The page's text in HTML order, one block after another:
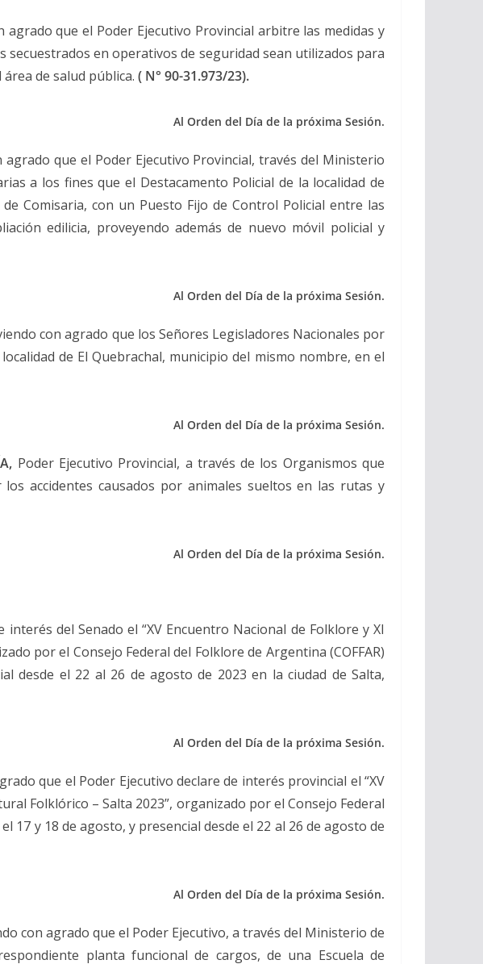
agrado que el Poder Ejecutivo Provincial arbitre las medidas y
en operativos de seguridad sean utilizados para
de salud pública. ( N° 90-31.973/23).
Al Orden del Día de la próxima Sesión.
agrado que el Poder Ejecutivo Provincial, través del Ministerio
a los fines que el Destacamento Policial de la localidad de
Comisaria, con un Puesto Fijo de Control Policial entre las
edilicia, proveyendo además de nuevo móvil policial y
Al Orden del Día de la próxima Sesión.
con agrado que los Señores Legisladores Nacionales por
de El Quebrachal, municipio del mismo nombre, en el
Al Orden del Día de la próxima Sesión.
Poder Ejecutivo Provincial, a través de los Organismos que
accidentes causados por animales sueltos en las rutas y
Al Orden del Día de la próxima Sesión.
interés del Senado el “XV Encuentro Nacional de Folklore y XI
por el Consejo Federal del Folklore de Argentina (COFFAR)
desde el 22 al 26 de agosto de 2023 en la ciudad de Salta,
Al Orden del Día de la próxima Sesión.
que el Poder Ejecutivo declare de interés provincial el “XV
Folklórico – Salta 2023”, organizado por el Consejo Federal
17 y 18 de agosto, y presencial desde el 22 al 26 de agosto de
Al Orden del Día de la próxima Sesión.
con agrado que el Poder Ejecutivo, a través del Ministerio de
planta funcional de cargos, de una Escuela de